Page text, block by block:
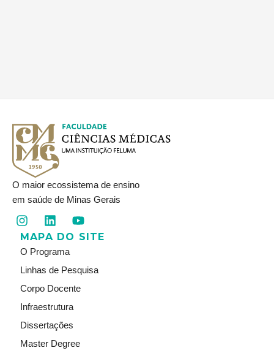
O maior ecossistema de ensino
em saúde de Minas Gerais
I
n
s
t
a
g
r
a
m
L
i
n
k
e
d
i
n
Y
o
u
u
b
e
MAPA DO SITE
O Programa
Linhas de Pesquisa
Corpo Docente
Infraestrutura
Dissertações
Master Degree